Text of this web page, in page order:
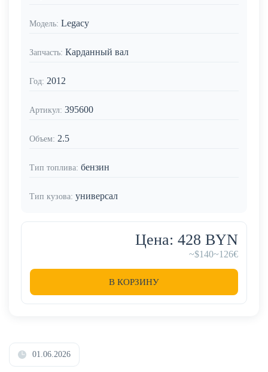
Модель: Legacy
Запчасть: Карданный вал
Год: 2012
Артикул: 395600
Объем: 2.5
Тип топлива: бензин
Тип кузова: универсал
Цена: 428 BYN
~$140~126€
В КОРЗИНУ
01.06.2026